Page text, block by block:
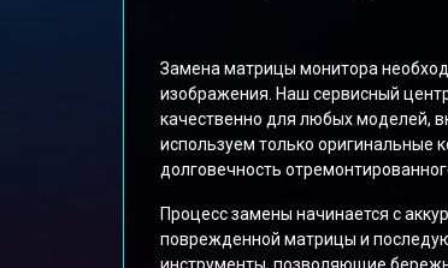
Замена матрицы монитора
изображения. Наш сервисный
качественно для любых моделей,
используем только оригинальные
долговечность
Процесс замены начинается с
поврежденной матрицы и